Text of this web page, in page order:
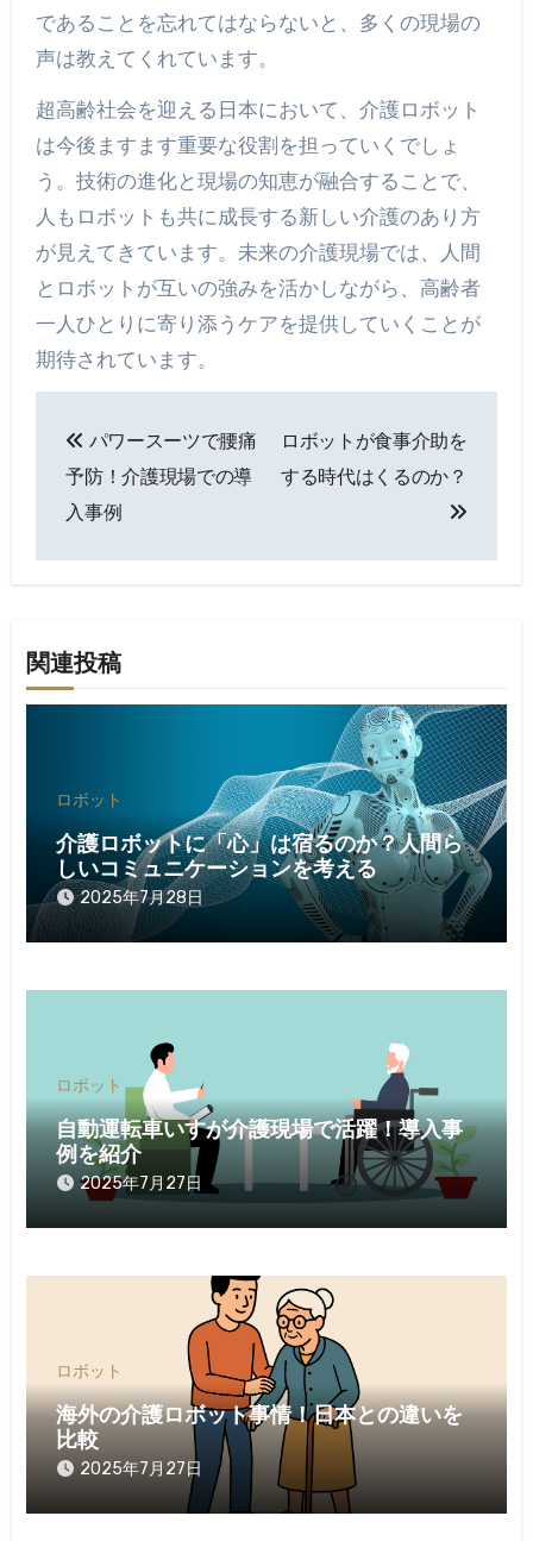
であることを忘れてはならないと、多くの現場の
声は教えてくれています。
超高齢社会を迎える日本において、介護ロボット
は今後ますます重要な役割を担っていくでしょ
う。技術の進化と現場の知恵が融合することで、
人もロボットも共に成長する新しい介護のあり方
が見えてきています。未来の介護現場では、人間
とロボットが互いの強みを活かしながら、高齢者
一人ひとりに寄り添うケアを提供していくことが
期待されています。
稿
ナ
ビ
ー
シ
ン
パワースーツで腰痛
予防！介護現場での導
入事例
ロボットが食事介助を
する時代はくるのか？
関連投稿
ロボット
介護ロボットに「心」は宿るのか？人間ら
しいコミュニケーションを考える
2025年7月28日
ロボット
自動運転車いすが介護現場で活躍！導入事
例を紹介
2025年7月27日
ロボット
海外の介護ロボット事情！日本との違いを
比較
2025年7月27日